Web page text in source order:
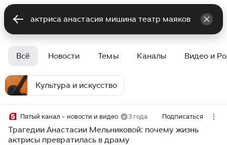
Всё Новости Темы Каналы Видео и
Культура и искусство
Пятый канал - новости и видео 3 года Подписаться
Трагедии Анастасии Мельниковой: почему жизнь
актрисы превратилась в драму